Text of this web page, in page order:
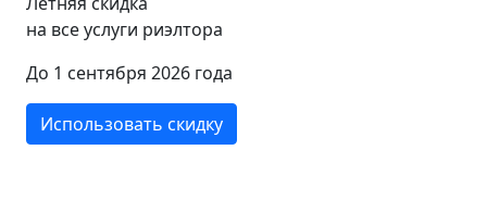
на все услуги риэлтора
До 1 сентября 2026 года
Использовать скидку